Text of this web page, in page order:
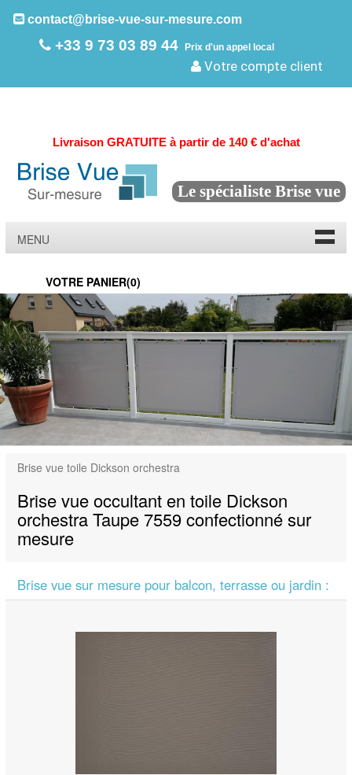
contact@brise-vue-sur-mesure.com
+33 9 73 03 89 44 Prix d'un appel local
Votre compte client
Livraison GRATUITE à partir de 140 € d'achat
Le spécialiste Brise vue
MENU
VOTRE PANIER(0)
Brise vue toile Dickson orchestra
Brise vue occultant en toile Dickson
orchestra Taupe 7559 confectionné sur
mesure
Brise vue sur mesure pour balcon, terrasse ou jardin :